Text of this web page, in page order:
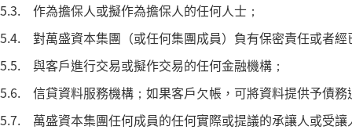
5.3. 作為擔保人或擬作為擔保人的任何人士；
5.4. 對萬盛資本集團（或任何集團成員）負有保密責任或者
5.5. 與客戶進行交易或擬作交易的任何金融機構；
5.6. 信貸資料服務機構；如果客戶欠帳，可將資料提供予債務
5.7. 萬盛資本集團任何成員的任何實際或提議的承讓人或受讓